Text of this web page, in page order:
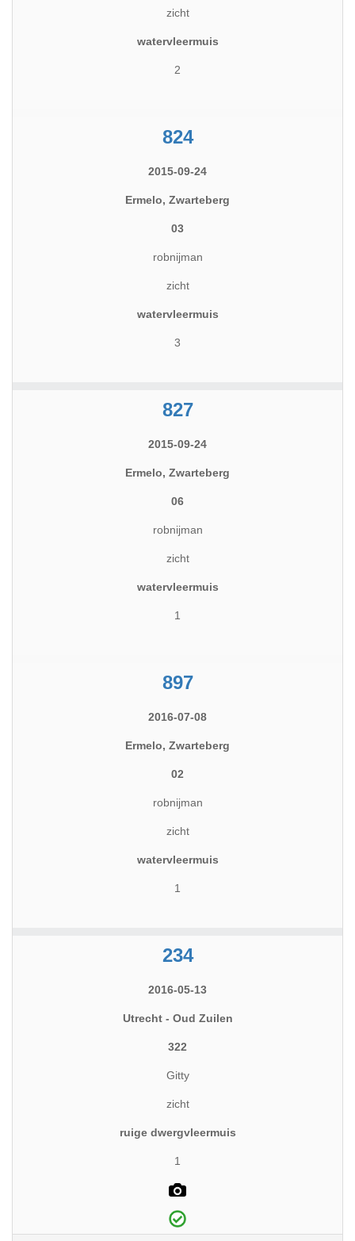
zicht
watervleermuis
2
824
2015-09-24
Ermelo, Zwarteberg
03
robnijman
zicht
watervleermuis
3
827
2015-09-24
Ermelo, Zwarteberg
06
robnijman
zicht
watervleermuis
1
897
2016-07-08
Ermelo, Zwarteberg
02
robnijman
zicht
watervleermuis
1
234
2016-05-13
Utrecht - Oud Zuilen
322
Gitty
zicht
ruige dwergvleermuis
1